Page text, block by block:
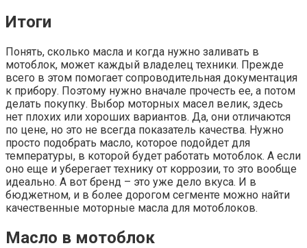
Итоги
Понять, сколько масла и когда нужно заливать в
мотоблок, может каждый владелец техники. Прежде
всего в этом помогает сопроводительная документация
к прибору. Поэтому нужно вначале прочесть ее, а потом
делать покупку. Выбор моторных масел велик, здесь
нет плохих или хороших вариантов. Да, они отличаются
по цене, но это не всегда показатель качества. Нужно
просто подобрать масло, которое подойдет для
температуры, в которой будет работать мотоблок. А если
оно еще и уберегает технику от коррозии, то это вообще
идеально. А вот бренд – это уже дело вкуса. И в
бюджетном, и в более дорогом сегменте можно найти
качественные моторные масла для мотоблоков.
Масло в мотоблок